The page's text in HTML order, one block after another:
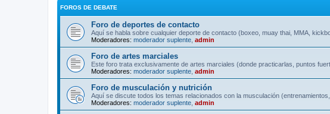
FOROS DE DEBATE
Foro de deportes de contacto
Aquí se habla sobre cualquier deporte de contacto (boxeo, muay thai, MMA,
Moderadores: moderador suplente admin
Foro de artes marciales
Este foro trata exclusivamente de artes marciales (donde practicarlas, puntos
Moderadores: moderador suplente admin
Foro de musculación y nutrición
Aquí se discute todos los temas relacionados con la musculación
Moderadores: moderador suplente admin